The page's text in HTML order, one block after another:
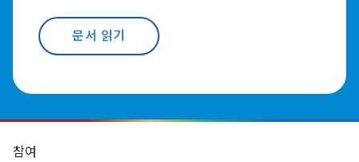
문서 읽기
참여